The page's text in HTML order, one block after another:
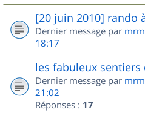
[20 juin 2010] rando
Dernier message par
18:17
les fabuleux sentiers
Dernier message par
21:02
Réponses : 17